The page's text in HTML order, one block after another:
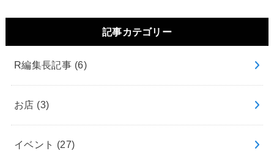
記事カテゴリー
R編集長記事 (6)
お店 (3)
イベント (27)